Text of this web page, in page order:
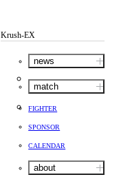
Krush-EX
news
match
FIGHTER
SPONSOR
CALENDAR
about